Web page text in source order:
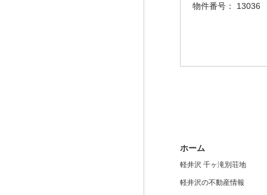
物件番号： 13036
ホーム
軽井沢 千ヶ滝別荘地
軽井沢の不動産情報